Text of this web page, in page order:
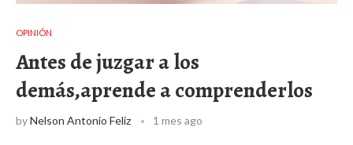
OPINIÓN
Antes de juzgar a los
demás,aprende a comprenderlos
byNelson Antonio Feliz 1 mes ago